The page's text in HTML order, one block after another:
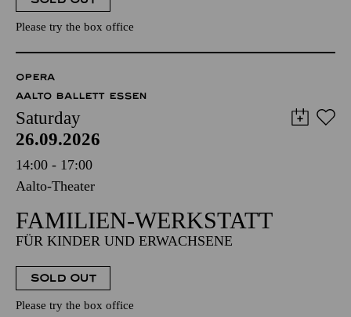
Please try the box office
OPERA
AALTO BALLETT ESSEN
Saturday
26.09.2026
14:00 - 17:00
Aalto-Theater
FAMILIEN-WERKSTATT
FÜR KINDER UND ERWACHSENE
SOLD OUT
Please try the box office